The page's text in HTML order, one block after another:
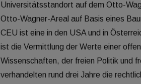
Universitätsstandort auf dem Otto-
Otto-Wagner-Areal auf Basis eines
CEU ist eine in den USA und in
ist die Vermittlung der Werte einer
Wissenschaften, der freien Politik und
verhandelten rund drei Jahre die